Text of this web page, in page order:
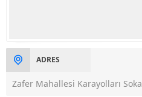
ADRES
Zafer Mahallesi Karayolları